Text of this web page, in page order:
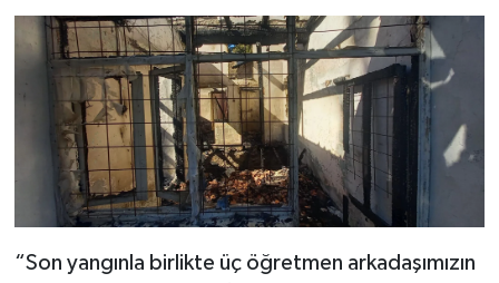
“Son yangınla birlikte üç öğretmen arkadaşımızın